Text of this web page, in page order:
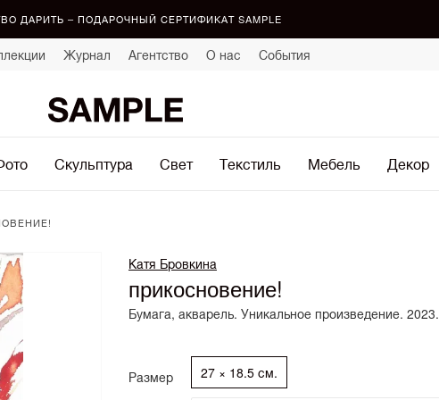
ДАРИТЬ – ПОДАРОЧНЫЙ СЕРТИФИКАТ SAMPLE
Журнал Агентство О нас События
Скульптура Свет Текстиль Мебель Декор
Катя Бровкина
прикосновение!
Бумага, акварель. Уникальное произведение. 2023.
Размер 27 × 18.5 см.